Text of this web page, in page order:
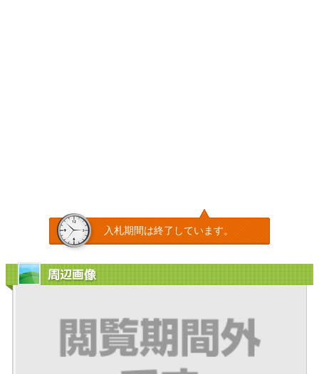
入札期間は終了しています。
周辺画像